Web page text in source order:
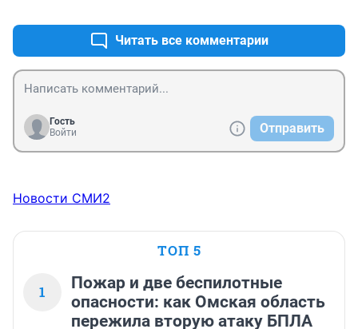
Читать все комментарии
Гость
Войти
Отправить
Новости СМИ2
ТОП 5
1
Пожар и две беспилотные
опасности: как Омская область
пережила вторую атаку БПЛА